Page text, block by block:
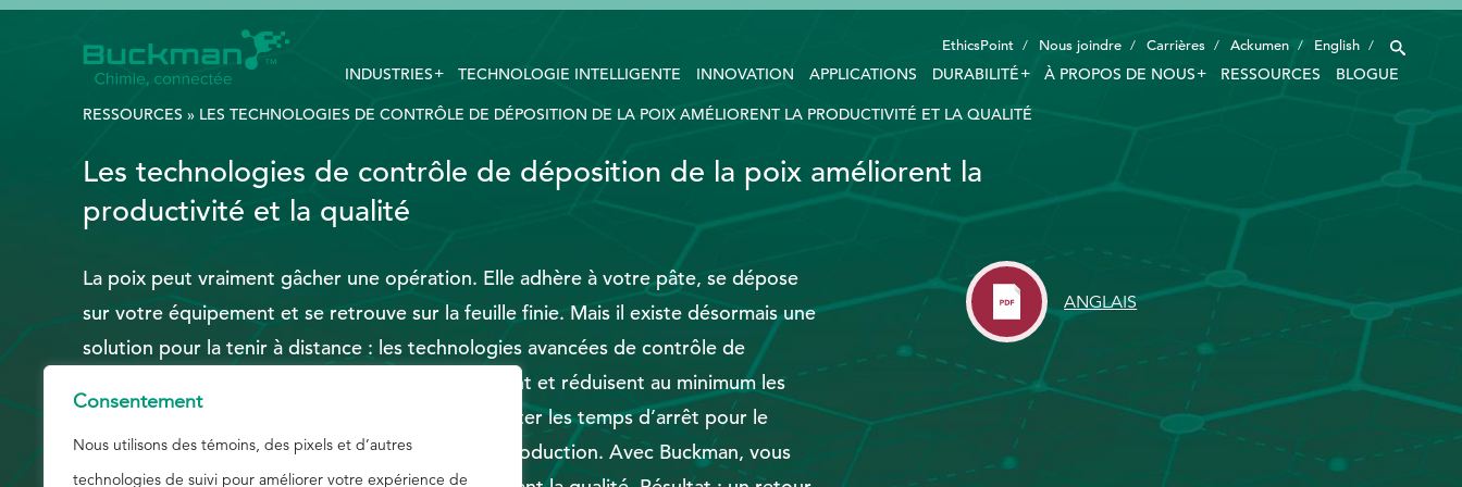
Consentement
Nous utilisons des témoins, des pixels et d’autres
technologies de suivi pour améliorer votre expérience de
APPLICATIONS
À PROPOS DE NOUS
RESSOURCES
EthicsPoint
Carrières
Ackumen
English
Rechercher
:
EthicsPoint Nous joindre Carrières Ackumen English
INDUSTRIES TECHNOLOGIE INTELLIGENTE INNOVATION APPLICATIONS DURABILITÉ À PROPOS DE NOUS RESSOURCES BLOGUE
RESSOURCES » LES TECHNOLOGIES DE CONTRÔLE DE DÉPOSITION DE LA POIX AMÉLIORENT LA PRODUCTIVITÉ ET LA QUALITÉ
Les technologies de contrôle de déposition de la poix améliorent la
productivité et la qualité
La poix peut vraiment gâcher une opération. Elle adhère à votre pâte, se dépose
sur votre équipement et se retrouve sur la feuille finie. Mais il existe désormais une
solution pour la tenir à distance : les technologies avancées de contrôle de
déposition de la poix de Buckman. Elles dispersent et réduisent au minimum les
dépôts de poix et la saleté, ce qui permet de limiter les temps d’arrêt pour le
nettoyage et de diminuer les rejets dans votre production. Avec Buckman, vous
ANGLAIS